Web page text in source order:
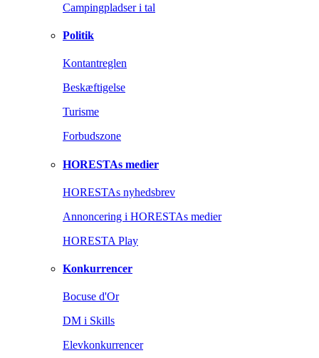
Campingpladser i tal
Politik
Kontantreglen
Beskæftigelse
Turisme
Forbudszone
HORESTAs medier
HORESTAs nyhedsbrev
Annoncering i HORESTAs medier
HORESTA Play
Konkurrencer
Bocuse d'Or
DM i Skills
Elevkonkurrencer